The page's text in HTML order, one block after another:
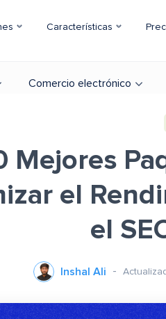
Características
Comercio electrónico
Mejores
el
el
Inshal Ali